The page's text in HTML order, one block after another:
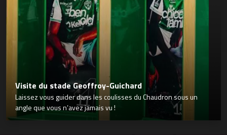
Visite du stade Geoffroy-Guichard
Laissez vous guider dans les coulisses du Chaudron sous un
angle que vous n’avez jamais vu !